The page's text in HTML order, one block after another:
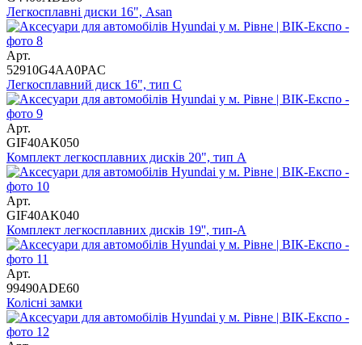
Легкосплавні диски 16", Asan
Арт.
52910G4AA0PAC
Легкосплавний диск 16", тип C
Арт.
GIF40AK050
Комплект легкосплавних дисків 20", тип A
Арт.
GIF40AK040
Комплект легкосплавних дисків 19'', тип-A
Арт.
99490ADE60
Колісні замки